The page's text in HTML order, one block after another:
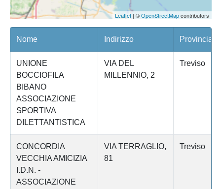
Leaflet| ©OpenStreetMapcontributors
Nome Indirizzo Provincia
UNIONE
BOCCIOFILA
BIBANO
ASSOCIAZIONE
SPORTIVA
DILETTANTISTICA
VIA DEL
MILLENNIO, 2
Treviso
CONCORDIA
VECCHIA AMICIZIA
I.D.N. -
ASSOCIAZIONE
VIA TERRAGLIO,
81
Treviso